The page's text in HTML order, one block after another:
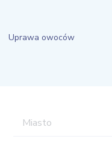
Uprawa owoców
Miasto